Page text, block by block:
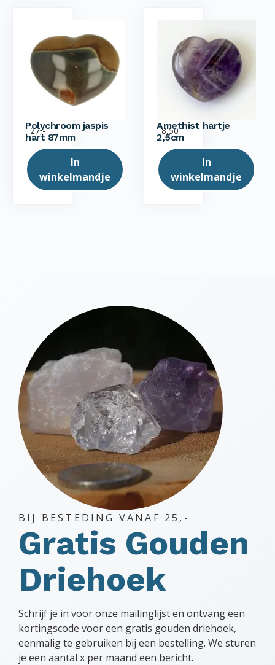
Polychroom jaspis
hart 87mm
27,-
In
winkelmandje
Amethist hartje
2,5cm
8,50
In
winkelmandje
BIJ BESTEDING VANAF 25,-
Gratis Gouden
Driehoek
Schrijf je in voor onze mailinglijst en ontvang een
kortingscode voor een gratis gouden driehoek,
eenmalig te gebruiken bij een bestelling. We sturen
je een aantal x per maand een bericht.